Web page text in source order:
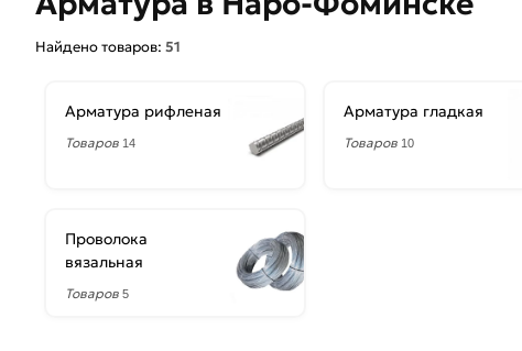
Найдено товаров: 51
Арматура рифленая
Товаров 14
Арматура гладкая
Товаров 10
Проволока
вязальная
Товаров 5